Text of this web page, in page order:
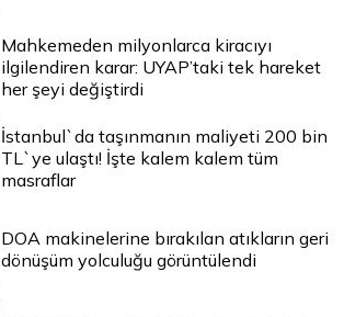
Mahkemeden milyonlarca kiracıyı
ilgilendiren karar: UYAP’taki tek hareket
her şeyi değiştirdi
İstanbul`da taşınmanın maliyeti 200 bin
TL`ye ulaştı! İşte kalem kalem tüm
masraflar
DOA makinelerine bırakılan atıkların geri
dönüşüm yolculuğu görüntülendi